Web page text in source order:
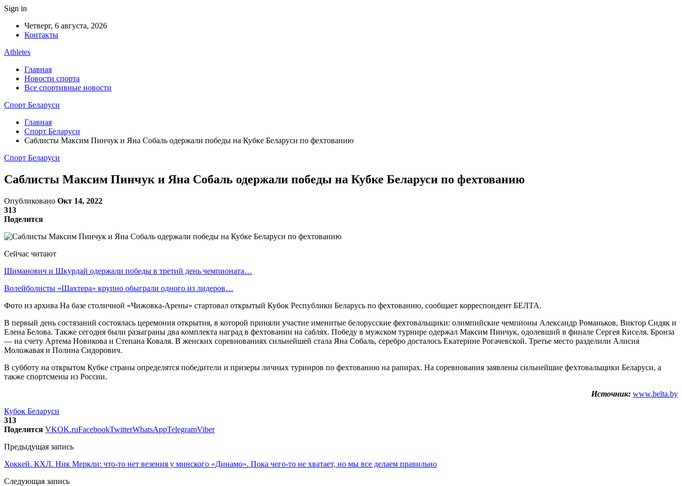
Sign in
Четверг, 6 августа, 2026
Контакты
Athletes
Главная
Новости спорта
Все спортивные новости
Спорт Беларуси
Главная
Спорт Беларуси
Саблисты Максим Пинчук и Яна Собаль одержали победы на Кубке Беларуси по фехтованию
Спорт Беларуси
Саблисты Максим Пинчук и Яна Собаль одержали победы на Кубке Беларуси по фехтованию
Опубликовано Окт 14, 2022
313
Поделится
Сейчас читают
Шиманович и Шкурдай одержали победы в третий день чемпионата…
Волейболисты «Шахтера» крупно обыграли одного из лидеров…
Фото из архива На базе столичной «Чижовка-Арены» стартовал открытый Кубок Республики Беларусь по фехтованию, сообщает корреспондент БЕЛТА.
В первый день состязаний состоялась церемония открытия, в которой приняли участие именитые белорусские фехтовальщики: олимпийские чемпионы Александр Романьков, Виктор Сидяк и
Елена Белова. Также сегодня были разыграны два комплекта наград в фехтовании на саблях. Победу в мужском турнире одержал Максим Пинчук, одолевший в финале Сергея Киселя. Бронза
— на счету Артема Новикова и Степана Коваля. В женских соревнованиях сильнейшей стала Яна Собаль, серебро досталось Екатерине Рогачевской. Третье место разделили Алисия
Моложавая и Полина Сидорович.
В субботу на открытом Кубке страны определятся победители и призеры личных турниров по фехтованию на рапирах. На соревнования заявлены сильнейшие фехтовальщики Беларуси, а
также спортсмены из России.
Источник: www.belta.by
Кубок Беларуси
313
Поделится VKOK.ruFacebookTwitterWhatsAppTelegramViber
Предыдущая запись
Хоккей. КХЛ. Ник Меркли: что-то нет везения у минского «Динамо». Пока чего-то не хватает, но мы все делаем правильно
Следующая запись